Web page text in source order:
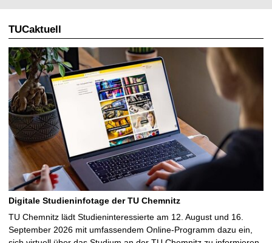
TUCaktuell
Digitale Studieninfotage der TU Chemnitz
TU Chemnitz lädt Studieninteressierte am 12. August und 16.
September 2026 mit umfassendem Online-Programm dazu ein,